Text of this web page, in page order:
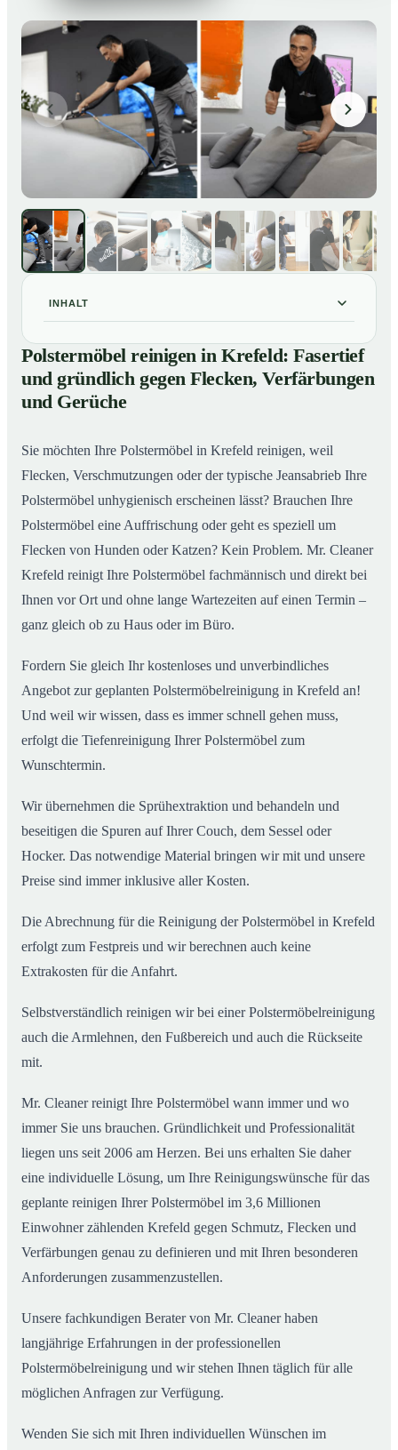
INHALT
Polstermöbel reinigen in Krefeld: Fasertief und
gründlich gegen Flecken, Verfärbungen und Gerüche
02So reinigen unsere Profis Polstermöbel in Krefeld
Polstermöbel reinigen in Krefeld: Fasertief
und gründlich gegen Flecken, Verfärbungen
und Gerüche
Sie möchten Ihre Polstermöbel in Krefeld reinigen, weil
Flecken, Verschmutzungen oder der typische Jeansabrieb Ihre
Polstermöbel unhygienisch erscheinen lässt? Brauchen Ihre
Polstermöbel eine Auffrischung oder geht es speziell um
Flecken von Hunden oder Katzen? Kein Problem. Mr. Cleaner
Krefeld reinigt Ihre Polstermöbel fachmännisch und direkt bei
Ihnen vor Ort und ohne lange Wartezeiten auf einen Termin –
ganz gleich ob zu Haus oder im Büro.
Fordern Sie gleich Ihr kostenloses und unverbindliches
Angebot zur geplanten Polstermöbelreinigung in Krefeld an!
Und weil wir wissen, dass es immer schnell gehen muss,
erfolgt die Tiefenreinigung Ihrer Polstermöbel zum
Wunschtermin.
Wir übernehmen die Sprühextraktion und behandeln und
beseitigen die Spuren auf Ihrer Couch, dem Sessel oder
Hocker. Das notwendige Material bringen wir mit und unsere
Preise sind immer inklusive aller Kosten.
Die Abrechnung für die Reinigung der Polstermöbel in Krefeld
erfolgt zum Festpreis und wir berechnen auch keine
Extrakosten für die Anfahrt.
Selbstverständlich reinigen wir bei einer Polstermöbelreinigung
auch die Armlehnen, den Fußbereich und auch die Rückseite
mit.
Mr. Cleaner reinigt Ihre Polstermöbel wann immer und wo
immer Sie uns brauchen. Gründlichkeit und Professionalität
liegen uns seit 2006 am Herzen. Bei uns erhalten Sie daher
eine individuelle Lösung, um Ihre Reinigungswünsche für das
geplante reinigen Ihrer Polstermöbel im 3,6 Millionen
Einwohner zählenden Krefeld gegen Schmutz, Flecken und
Verfärbungen genau zu definieren und mit Ihren besonderen
Anforderungen zusammenzustellen.
Unsere fachkundigen Berater von Mr. Cleaner haben
langjährige Erfahrungen in der professionellen
Polstermöbelreinigung und wir stehen Ihnen täglich für alle
möglichen Anfragen zur Verfügung.
Wenden Sie sich mit Ihren individuellen Wünschen im